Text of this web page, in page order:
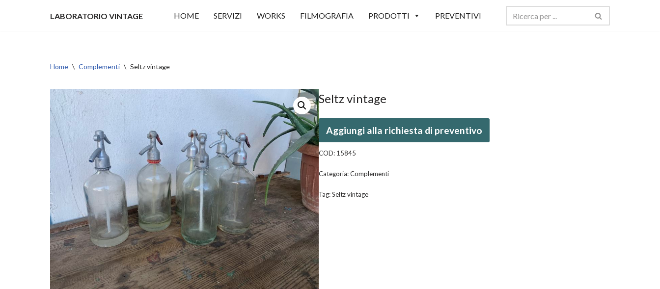
LABORATORIO VINTAGE HOME SERVIZI WORKS FILMOGRAFIA PRODOTTI PREVENTIVI
Home \ Complementi \ Seltz vintage
Seltz vintage
Aggiungi alla richiesta di preventivo
COD: 15845
Categoria:Complementi
Tag:Seltz vintage